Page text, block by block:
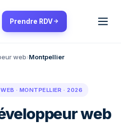
Prendre RDV
web›Montpellier
· MONTPELLIER · 2026
web